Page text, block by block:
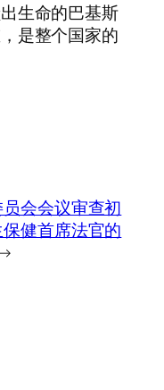
生命的巴基斯
是整个国家的
会会议审查初
健首席法官的